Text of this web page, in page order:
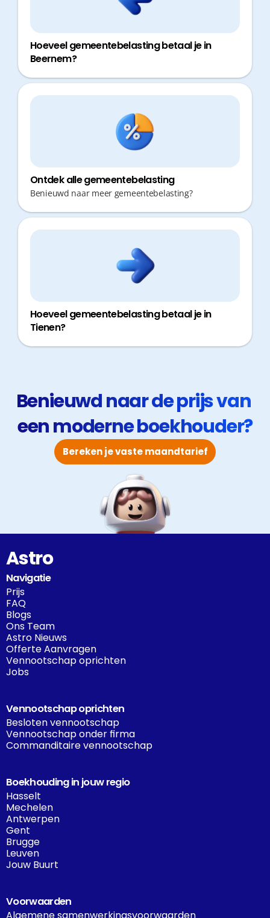
Hoeveel gemeentebelasting betaal je in
Beernem?
Ontdek alle gemeentebelasting
Benieuwd naar meer gemeentebelasting?
Hoeveel gemeentebelasting betaal je in
Tienen?
Benieuwd naar de prijs van
een moderne boekhouder?
Bereken je vaste maandtarief
Astro
Navigatie
Prijs
FAQ
Blogs
Ons Team
Astro Nieuws
Offerte Aanvragen
Vennootschap oprichten
Jobs
Vennootschap oprichten
Besloten vennootschap
Vennootschap onder firma
Commanditaire vennootschap
Boekhouding in jouw regio
Hasselt
Mechelen
Antwerpen
Gent
Brugge
Leuven
Jouw Buurt
Voorwaarden